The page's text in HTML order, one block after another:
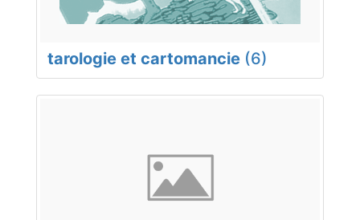
tarologie et cartomancie (6)